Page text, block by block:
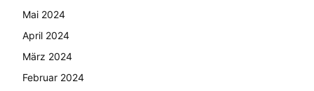
Mai 2024
April 2024
März 2024
Februar 2024